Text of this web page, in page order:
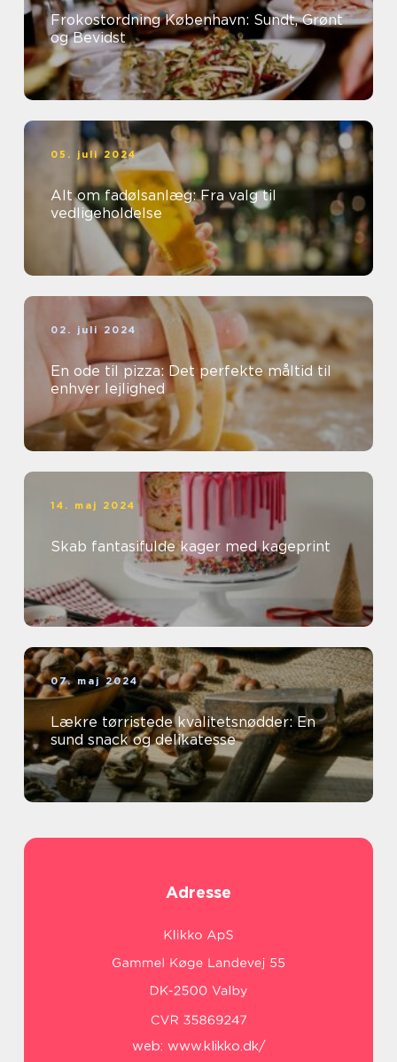
Frokostordning København: Sundt, Grønt
og Bevidst
05. juli 2024
Alt om fadølsanlæg: Fra valg til
vedligeholdelse
02. juli 2024
En ode til pizza: Det perfekte måltid til
enhver lejlighed
14. maj 2024
Skab fantasifulde kager med kageprint
07. maj 2024
Lækre tørristede kvalitetsnødder: En
sund snack og delikatesse
Adresse
web: www.klikko.dk/